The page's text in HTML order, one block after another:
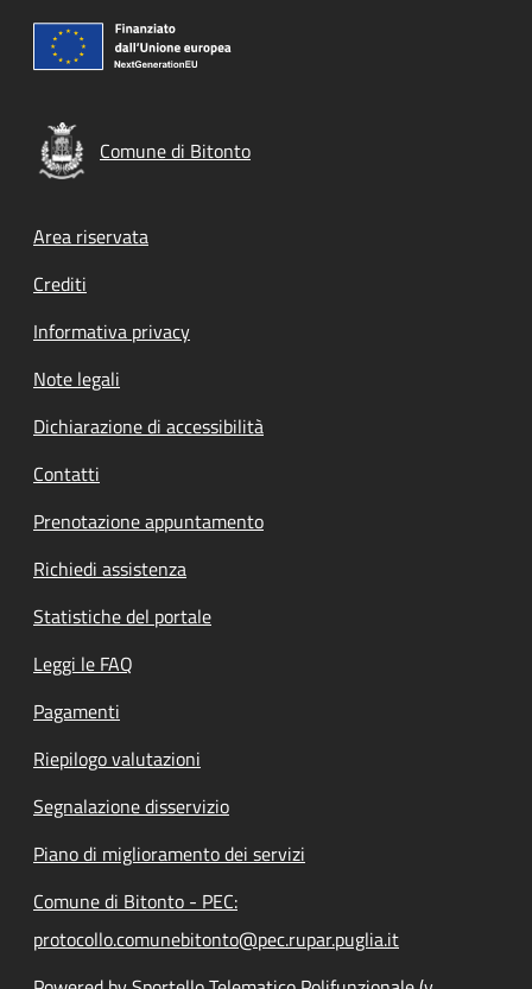
Comune di Bitonto
Footer menu
Area riservata
Crediti
Informativa privacy
Note legali
Dichiarazione di accessibilità
Contatti
Prenotazione appuntamento
Richiedi assistenza
Statistiche del portale
Leggi le FAQ
Pagamenti
Riepilogo valutazioni
Segnalazione disservizio
Piano di miglioramento dei servizi
Comune di Bitonto - PEC:
protocollo.comunebitonto@pec.rupar.puglia.it